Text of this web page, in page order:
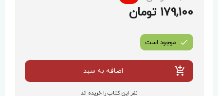
179,100 تومان
موجود است
اضافه به سبد
نفر این کتاب را خریده اند